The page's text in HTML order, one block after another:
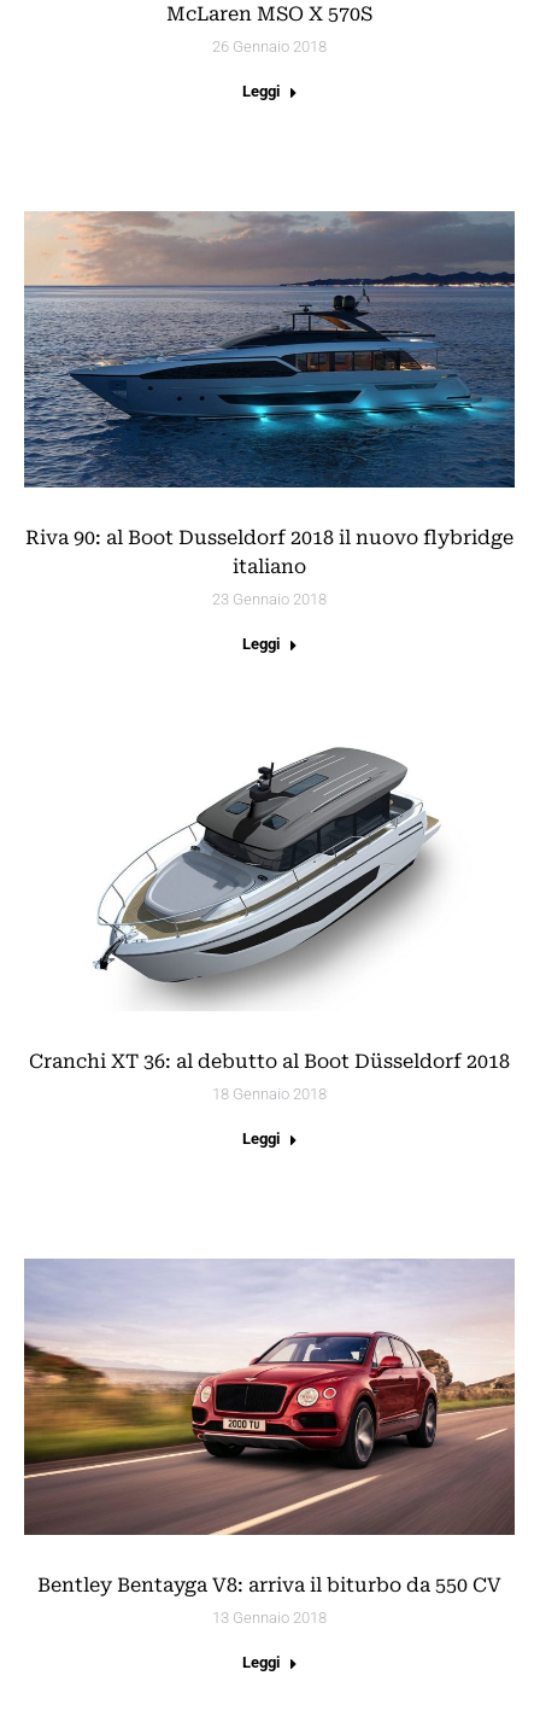
McLaren MSO X 570S
26 Gennaio 2018
Leggi
Riva 90: al Boot Dusseldorf 2018 il nuovo flybridge
italiano
23 Gennaio 2018
Leggi
Cranchi XT 36: al debutto al Boot Düsseldorf 2018
18 Gennaio 2018
Leggi
Bentley Bentayga V8: arriva il biturbo da 550 CV
13 Gennaio 2018
Leggi